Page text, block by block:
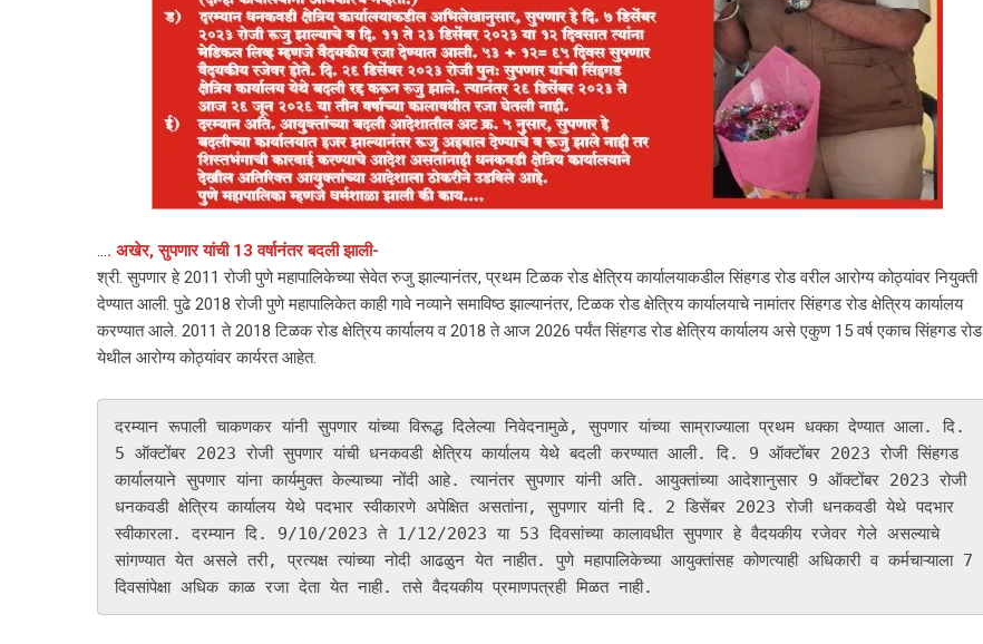
…. अखेर, सुपणार यांची 13 वर्षानंतर बदली झाली-
श्री. सुपणार हे 2011 रोजी पुणे महापालिकेच्या सेवेत रुजु झाल्यानंतर, प्रथम टिळक रोड क्षेत्रिय कार्यालयाकडील सिंहगड रोड वरील आरोग्य कोठ्यांवर नियुक्ती
देण्यात आली. पुढे 2018 रोजी पुणे महापालिकेत काही गावे नव्याने समाविष्ठ झाल्यानंतर, टिळक रोड क्षेत्रिय कार्यालयाचे नामांतर सिंहगड रोड क्षेत्रिय कार्यालय
करण्यात आले. 2011 ते 2018 टिळक रोड क्षेत्रिय कार्यालय व 2018 ते आज 2026 पर्यंत सिंहगड रोड क्षेत्रिय कार्यालय असे एकुण 15 वर्ष एकाच सिंहगड रोड
येथील आरोग्य कोठ्यांवर कार्यरत आहेत.
दरम्यान रूपाली चाकणकर यांनी सुपणार यांच्या विरूद्ध दिलेल्या निवेदनामुळे, सुपणार यांच्या साम्राज्याला प्रथम धक्का देण्यात आला. दि.
5 ऑक्टोंबर 2023 रोजी सुपणार यांची धनकवडी क्षेत्रिय कार्यालय येथे बदली करण्यात आली. दि. 9 ऑक्टोंबर 2023 रोजी सिंहगड
कार्यालयाने सुपणार यांना कार्यमुक्त केल्याच्या नोंदी आहे. त्यानंतर सुपणार यांनी अति. आयुक्तांच्या आदेशानुसार 9 ऑक्टोंबर 2023 रोजी
धनकवडी क्षेत्रिय कार्यालय येथे पदभार स्वीकारणे अपेक्षित असतांना, सुपणार यांनी दि. 2 डिसेंबर 2023 रोजी धनकवडी येथे पदभार
स्वीकारला. दरम्यान दि. 9/10/2023 ते 1/12/2023 या 53 दिवसांच्या कालावधीत सुपणार हे वैदयकीय रजेवर गेले असल्याचे
सांगण्यात येत असले तरी, प्रत्यक्ष त्यांच्या नोदी आढळुन येत नाहीत. पुणे महापालिकेच्या आयुक्तांसह कोणत्याही अधिकारी व कर्मचाऱ्याला 7
दिवसांपेक्षा अधिक काळ रजा देता येत नाही. तसे वैदयकीय प्रमाणपत्रही मिळत नाही.